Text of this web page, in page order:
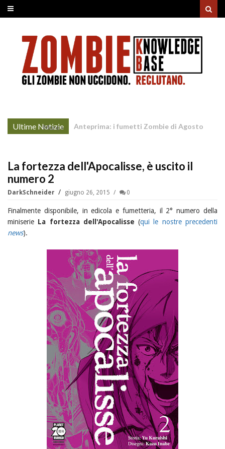
Ultime Notizie
More »
TWD Dead City: il trailer italiano della
La fortezza dell'Apocalisse, è uscito il
numero 2
DarkSchneider giugno 26, 2015 0
Finalmente disponibile, in edicola e fumetteria, il 2° numero della
miniserie La fortezza dell'Apocalisse (qui le nostre precedenti
news).